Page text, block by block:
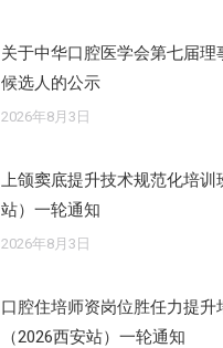
关于中华口腔医学会第七届理
候选人的公示
2026年8月3日
上颌窦底提升技术规范化培训
站）一轮通知
2026年8月3日
口腔住培师资岗位胜任力提升
（2026西安站）一轮通知